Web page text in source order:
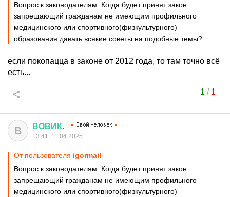
Вопрос к законодателям: Когда будет принят закон
запрещающий гражданам не имеющим профильного
медицинского или спортивного(физкультурного)
образования давать всякие советы на подобные темы?
если покопацца в законе от 2012 года, то там точно всё
есть...
1 / 1
В ВОВИК.
13:41, 11.04.2025
От пользователя igormail
Вопрос к законодателям: Когда будет принят закон
запрещающий гражданам не имеющим профильного
медицинского или спортивного(физкультурного)